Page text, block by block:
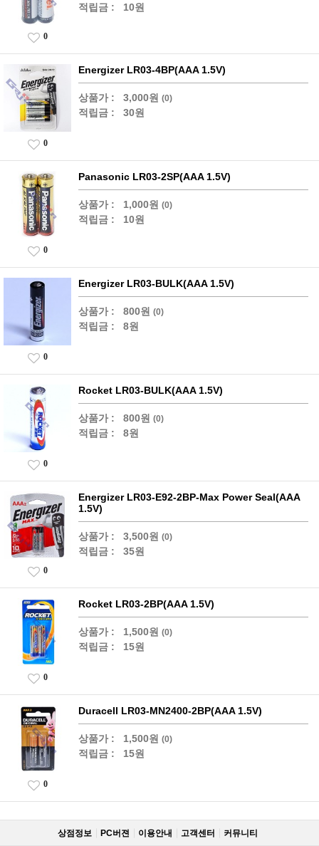
적립금 : 10원
0
Energizer LR03-4BP(AAA 1.5V)
상품가 : 3,000원 (0)
적립금 : 30원
0
Panasonic LR03-2SP(AAA 1.5V)
상품가 : 1,000원 (0)
적립금 : 10원
0
Energizer LR03-BULK(AAA 1.5V)
상품가 : 800원 (0)
적립금 : 8원
0
Rocket LR03-BULK(AAA 1.5V)
상품가 : 800원 (0)
적립금 : 8원
0
Energizer LR03-E92-2BP-Max Power Seal(AAA
1.5V)
상품가 : 3,500원 (0)
적립금 : 35원
0
Rocket LR03-2BP(AAA 1.5V)
상품가 : 1,500원 (0)
적립금 : 15원
0
Duracell LR03-MN2400-2BP(AAA 1.5V)
상품가 : 1,500원 (0)
적립금 : 15원
0
상점정보 PC버젼 이용안내 고객센터 커뮤니티